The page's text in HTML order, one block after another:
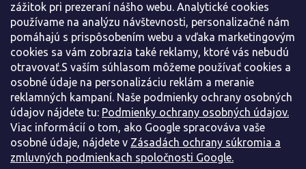
zážitok pri prezeraní nášho webu. Analytické cookies
používame na analýzu návštevnosti, personalizačné nám
pomáhajú s prispôsobením webu a vďaka marketingovým
cookies sa vám zobrazia také reklamy, ktoré vás nebudú
otravovať.S vaším súhlasom môžeme používať cookies a
osobné údaje na personalizáciu reklám a meranie
reklamných kampaní. Naše podmienky ochrany osobných
údajov nájdete tu: Podmienky ochrany osobných údajov.
Viac informácií o tom, ako Google spracováva vaše
osobné údaje, nájdete v Zásadách ochrany súkromia a
zmluvných podmienkach spoločnosti Google.
Kontaktujte nás